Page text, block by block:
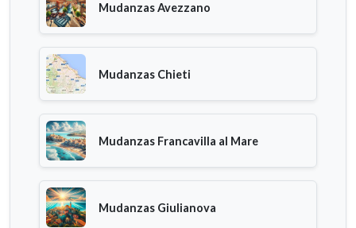
Mudanzas Avezzano
Mudanzas Chieti
Mudanzas Francavilla al Mare
Mudanzas Giulianova